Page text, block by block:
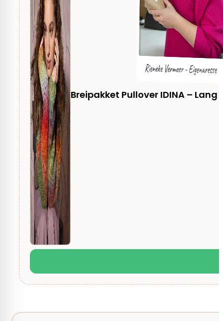
Dames
Techniek
Breien
Kleding
Trui
Aanbevolen naalddikte
10 mm, 9 mm
Merk
Lang Yarns
Nederlands
Breipakket Pullover IDINA – Lang